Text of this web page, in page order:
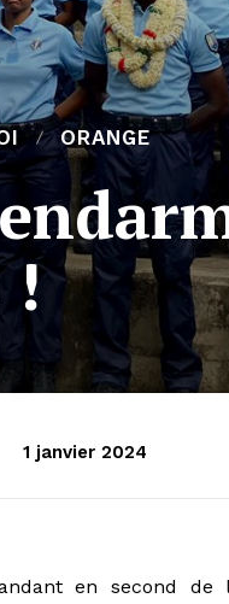
ORANGE
!
1 janvier 2024
en second de